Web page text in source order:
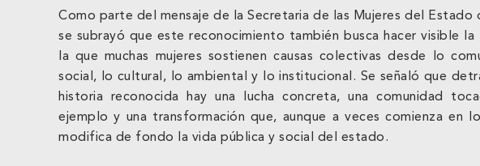
Como parte del mensaje de la Secretaria de las Mujeres del Estado
se subrayó que este reconocimiento también busca hacer visible la
la que muchas mujeres sostienen causas colectivas desde lo
social, lo cultural, lo ambiental y lo institucional. Se señaló que
historia reconocida hay una lucha concreta, una comunidad
ejemplo y una transformación que, aunque a veces comienza en
modifica de fondo la vida pública y social del estado.